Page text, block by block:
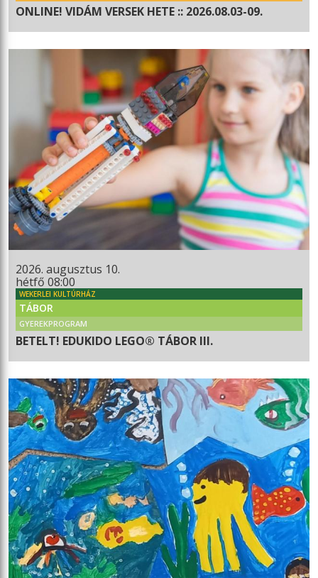
ONLINE! VIDÁM VERSEK HETE :: 2026.08.03-09.
2026. augusztus 10.
hétfő 08:00
WEKERLEI KULTÚRHÁZ
TÁBOR
GYEREKPROGRAM
BETELT! EDUKIDO LEGO® TÁBOR III.